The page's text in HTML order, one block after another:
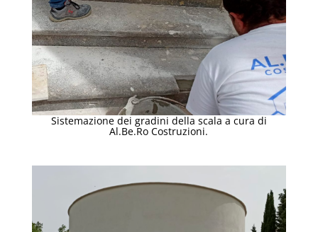
Sistemazione dei gradini della scala a cura di
Al.Be.Ro Costruzioni.